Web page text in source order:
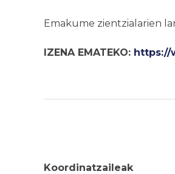
Emakume zientzialarien
IZENA EMATEKO: https://
Koordinatzaileak